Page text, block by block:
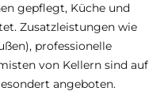
gepflegt, Küche und
Zusatzleistungen wie
professionelle
von Kellern sind auf
angeboten.